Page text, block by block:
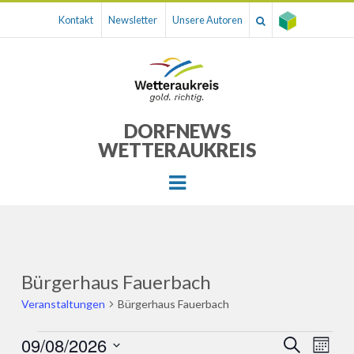
Kontakt Newsletter Unsere Autoren
DORFNEWS
WETTERAUKREIS
Menu
Bürgerhaus Fauerbach
Veranstaltungen Bürgerhaus Fauerbach
Veranstaltungen SUCHE
09/08/2026